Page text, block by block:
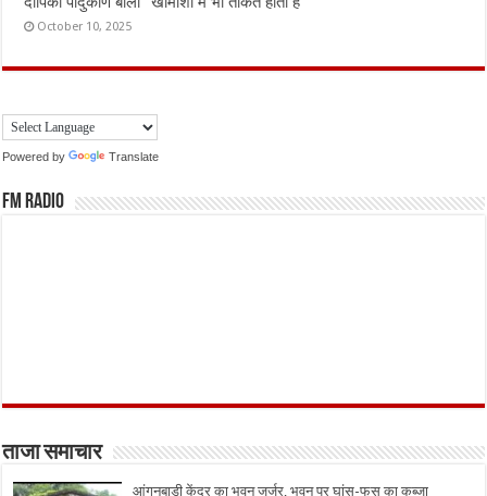
October 10, 2025
Powered by Translate
FM Radio
ताजा समाचार
आंगनबाड़ी केंद्र का भवन जर्जर, भवन पर घांस-फूस का कब्जा